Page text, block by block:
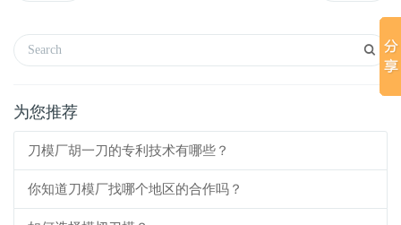
为您推荐
刀模厂胡一刀的专利技术有哪些？
你知道刀模厂找哪个地区的合作吗？